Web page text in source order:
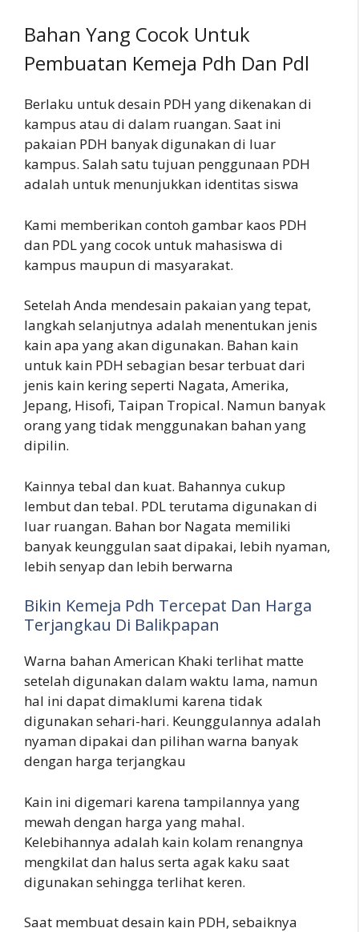
Bahan Yang Cocok Untuk
Pembuatan Kemeja Pdh Dan Pdl
Berlaku untuk desain PDH yang dikenakan di
kampus atau di dalam ruangan. Saat ini
pakaian PDH banyak digunakan di luar
kampus. Salah satu tujuan penggunaan PDH
adalah untuk menunjukkan identitas siswa
Kami memberikan contoh gambar kaos PDH
dan PDL yang cocok untuk mahasiswa di
kampus maupun di masyarakat.
Setelah Anda mendesain pakaian yang tepat,
langkah selanjutnya adalah menentukan jenis
kain apa yang akan digunakan. Bahan kain
untuk kain PDH sebagian besar terbuat dari
jenis kain kering seperti Nagata, Amerika,
Jepang, Hisofi, Taipan Tropical. Namun banyak
orang yang tidak menggunakan bahan yang
dipilin.
Kainnya tebal dan kuat. Bahannya cukup
lembut dan tebal. PDL terutama digunakan di
luar ruangan. Bahan bor Nagata memiliki
banyak keunggulan saat dipakai, lebih nyaman,
lebih senyap dan lebih berwarna
Bikin Kemeja Pdh Tercepat Dan Harga
Terjangkau Di Balikpapan
Warna bahan American Khaki terlihat matte
setelah digunakan dalam waktu lama, namun
hal ini dapat dimaklumi karena tidak
digunakan sehari-hari. Keunggulannya adalah
nyaman dipakai dan pilihan warna banyak
dengan harga terjangkau
Kain ini digemari karena tampilannya yang
mewah dengan harga yang mahal.
Kelebihannya adalah kain kolam renangnya
mengkilat dan halus serta agak kaku saat
digunakan sehingga terlihat keren.
Saat membuat desain kain PDH, sebaiknya